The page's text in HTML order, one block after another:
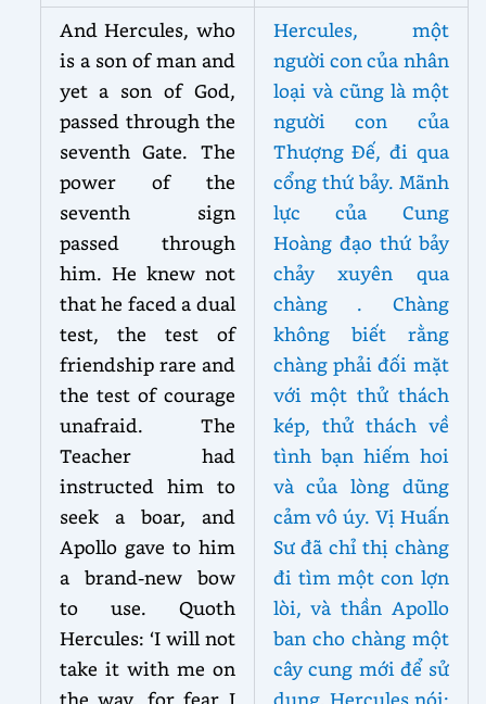
And Hercules, who
is a son of man and
yet a son of God,
passed through the
seventh Gate. The
power of the
seventh sign
passed through
him. He knew not
that he faced a dual
test, the test of
friendship rare and
the test of courage
unafraid. The
Teacher had
instructed him to
seek a boar, and
Apollo gave to him
a brand-new bow
to use. Quoth
Hercules: ‘I will not
take it with me on
the way, for fear I
Hercules, một
người con của nhân
loại và cũng là một
người con của
Thượng Đế, đi qua
cổng thứ bảy. Mãnh
lực của Cung
Hoàng đạo thứ bảy
chảy xuyên qua
chàng . Chàng
không biết rằng
chàng phải đối mặt
với một thử thách
kép, thử thách về
tình bạn hiếm hoi
và của lòng dũng
cảm vô úy. Vị Huấn
Sư đã chỉ thị chàng
đi tìm một con lợn
lòi, và thần Apollo
ban cho chàng một
cây cung mới để sử
dụng. Hercules nói: